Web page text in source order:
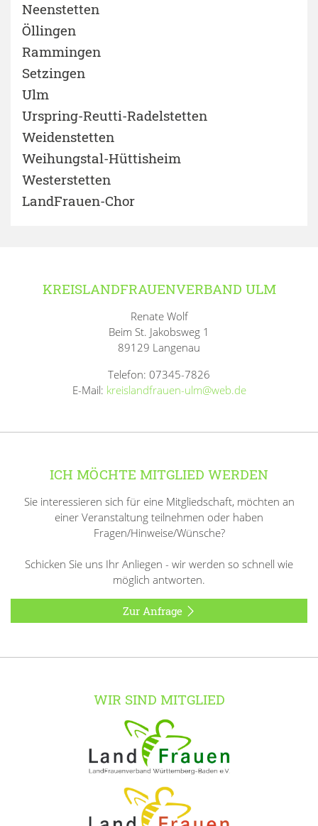
Neenstetten
Öllingen
Rammingen
Setzingen
Ulm
Urspring-Reutti-Radelstetten
Weidenstetten
Weihungstal-Hüttisheim
Westerstetten
LandFrauen-Chor
KREISLANDFRAUENVERBAND ULM
Renate Wolf
Beim St. Jakobsweg 1
89129 Langenau
Telefon: 07345-7826
E-Mail: kreislandfrauen-ulm@web.de
ICH MÖCHTE MITGLIED WERDEN
Sie interessieren sich für eine Mitgliedschaft, möchten an
einer Veranstaltung teilnehmen oder haben
Fragen/Hinweise/Wünsche?
Schicken Sie uns Ihr Anliegen - wir werden so schnell wie
möglich antworten.
Zur Anfrage
WIR SIND MITGLIED